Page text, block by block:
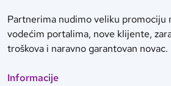
Partnerima nudimo veliku promociju
vodećim portalima, nove klijente,
troškova i naravno garantovan novac.
Informacije